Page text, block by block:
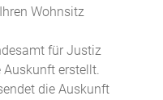
Wohnsitz
für Justiz
Auskunft erstellt.
die Auskunft